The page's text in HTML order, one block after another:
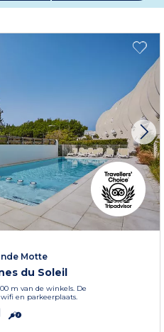
onze verschillende soorten
"Essentielle", "Référence" of
of een zakenreis, Odalys Vacances
zich in het hart van de stad of dicht
Meer informatie
Motte
du Soleil
m van de winkels. De
en parkeerplaats.